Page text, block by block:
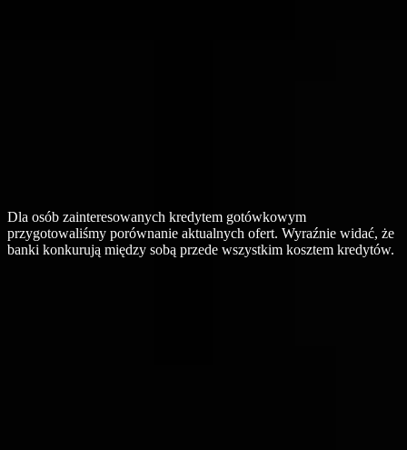
Dla osób zainteresowanych kredytem gotówkowym
przygotowaliśmy porównanie aktualnych ofert. Wyraźnie widać, że
banki konkurują między sobą przede wszystkim kosztem kredytów.